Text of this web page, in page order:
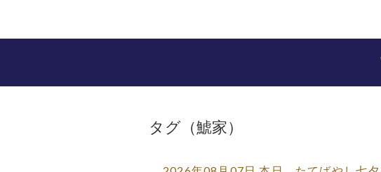
タグ（鯱家）